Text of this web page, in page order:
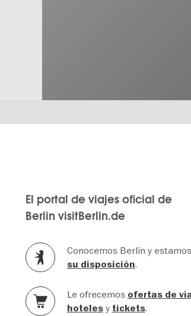
El portal de viajes oficial de
Berlin visitBerlin.de
Conocemos Berlín y estamos
su disposición.
Le ofrecemos ofertas de
hotelesy tickets.